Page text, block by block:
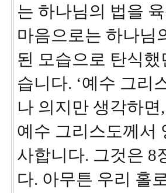
는 하나님의 법을
마음으로는 하나님
된 모습으로 탄식
습니다. ‘예수 그리
나 의지만 생각하
예수 그리스도께서
사합니다. 그것은 8
다. 아무튼 우리 홀